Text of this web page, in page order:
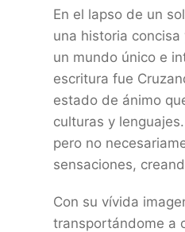
En el lapso de un
una historia
un mundo único e
escritura fue
estado de ánimo
culturas y
pero no
sensaciones,
Con su vívida
transportándome a